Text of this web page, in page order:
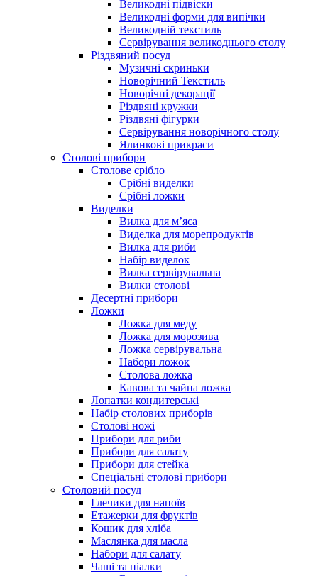
Великодні підвіски
Великодні форми для випічки
Великодній текстиль
Сервірування великоднього столу
Різдвяний посуд
Музичні скриньки
Новорічний Текстиль
Новорічні декорації
Різдвяні кружки
Різдвяні фігурки
Сервірування новорічного столу
Ялинкові прикраси
Столові прибори
Столове срібло
Срібні виделки
Срібні ложки
Виделки
Вилка для м’яса
Виделка для морепродуктів
Вилка для риби
Набір виделок
Вилка сервірувальна
Вилки столові
Десертні прибори
Ложки
Ложка для меду
Ложка для морозива
Ложка сервірувальна
Набори ложок
Столова ложка
Кавова та чайна ложка
Лопатки кондитерські
Набір столових приборів
Столові ножі
Прибори для риби
Прибори для салату
Прибори для стейка
Спеціальні столові прибори
Столовий посуд
Глечики для напоїв
Етажерки для фруктів
Кошик для хліба
Маслянка для масла
Набори для салату
Чаші та піалки